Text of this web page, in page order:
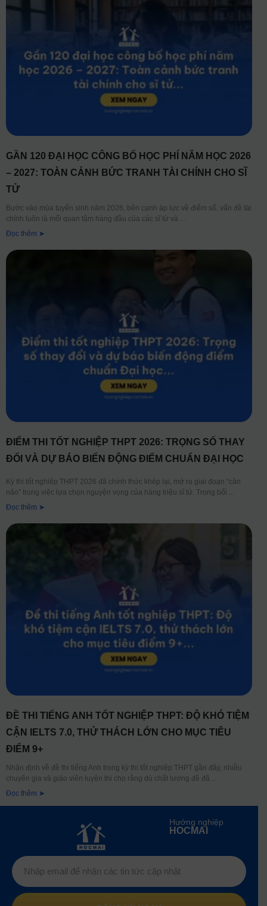
GẦN 120 ĐẠI HỌC CÔNG BỐ HỌC PHÍ NĂM HỌC 2026
– 2027: TOÀN CẢNH BỨC TRANH TÀI CHÍNH CHO SĨ
TỬ
Bước vào mùa tuyển sinh năm 2026, bên cạnh áp lực về điểm số, vấn đề tài
chính luôn là mối quan tâm hàng đầu của các sĩ tử và
Đọc thêm ➤
ĐIỂM THI TỐT NGHIỆP THPT 2026: TRỌNG SỐ THAY
ĐỔI VÀ DỰ BÁO BIẾN ĐỘNG ĐIỂM CHUẨN ĐẠI HỌC
Kỳ thi tốt nghiệp THPT 2026 đã chính thức khép lại, mở ra giai đoạn “cân
não” trong việc lựa chọn nguyện vọng của hàng triệu sĩ tử. Trong bối
Đọc thêm ➤
ĐỀ THI TIẾNG ANH TỐT NGHIỆP THPT: ĐỘ KHÓ TIỆM
CẬN IELTS 7.0, THỬ THÁCH LỚN CHO MỤC TIÊU
ĐIỂM 9+
Nhận định về đề thi tiếng Anh trong kỳ thi tốt nghiệp THPT gần đây, nhiều
chuyên gia và giáo viên luyện thi cho rằng dù chất lượng đề đã
Đọc thêm ➤
Hướng nghiệp
HOCMAI